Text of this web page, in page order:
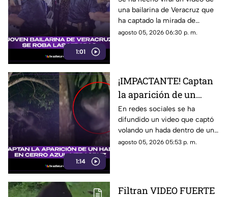
1:01
miradas por sus
TREMENDOS PASOS
(+VIDEO)
una bailarina de Veracruz que
ha captado la mirada de
muchos debido a su estilo de
agosto 05, 2026 06:30 p. m.
1:14
¡IMPACTANTE! Captan
la aparición de un
HADA en Cerro Azul,
VERACRUZ (+VIDEO)
En redes sociales se ha
difundido un video que captó
volando un hada dentro de una
vivienda en Cerro Azul,
agosto 05, 2026 05:53 p. m.
Filtran VIDEO FUERTE